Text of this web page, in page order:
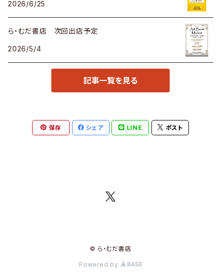
2026/6/25
ら・むだ書店 次回出店予定
2026/5/4
記事一覧を見る
保存 シェア LINE ポスト
© ら・むだ書店
Powered by